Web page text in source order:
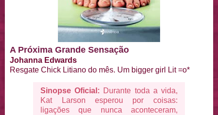
A Próxima Grande Sensação
Johanna Edwards
Resgate Chick Litiano do mês. Um bigger girl Lit =o*
Sinopse Oficial: Durante toda a vida,
Kat Larson esperou por coisas:
ligações que nunca aconteceram,